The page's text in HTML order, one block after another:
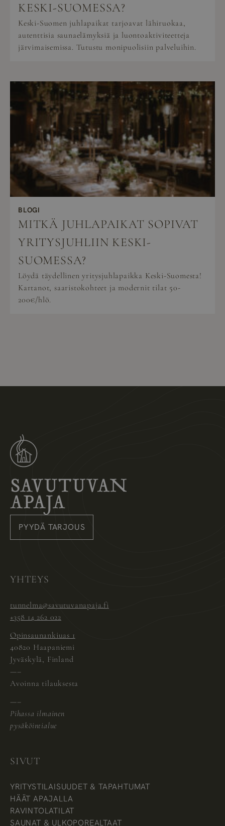
KESKI-SUOMESSA?
Keski-Suomen juhlapaikat tarjoavat lähiruokaa,
autenttisia saunaelämyksiä ja luontoaktiviteetteja
järvimaisemissa. Tutustu monipuolisiin palveluihin.
BLOGI
MITKÄ JUHLAPAIKAT SOPIVAT
YRITYSJUHLIIN KESKI-
SUOMESSA?
Löydä täydellinen yritysjuhlapaikka Keski-Suomesta!
Kartanot, saaristokohteet ja modernit tilat 50-
200€/hlö.
PYYDÄ TARJOUS
YHTEYS
tunnelma@savutuvanapaja.fi
+358 14 262 022
Opinsaunankiuas 1
40820 Haapaniemi
Jyväskylä, Finland
—–
Avoinna tilauksesta
—–
Pihassa ilmainen
pysäköintialue
SIVUT
YRITYSTILAISUUDET & TAPAHTUMAT
HÄÄT APAJALLA
RAVINTOLATILAT
SAUNAT & ULKOPOREALTAAT